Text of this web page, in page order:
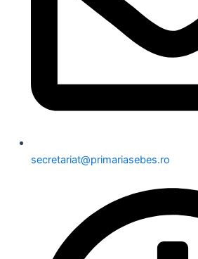
secretariat@primariasebes.ro